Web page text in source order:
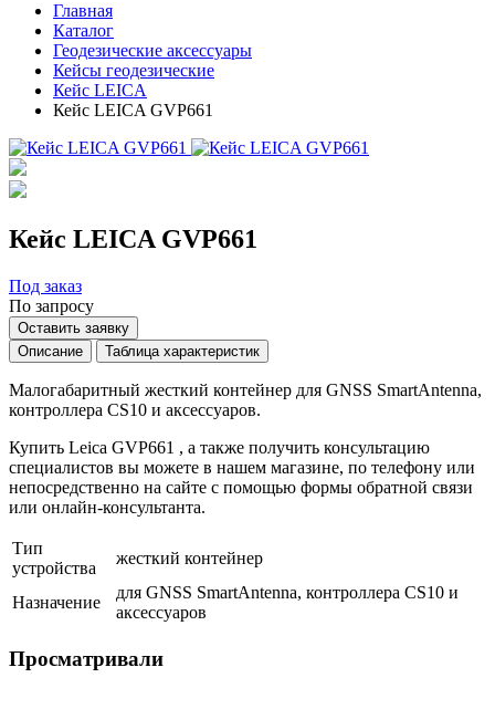
Главная
Каталог
Геодезические аксессуары
Кейсы геодезические
Кейс LEICA
Кейс LEICA GVP661
Кейс LEICA GVP661
Под заказ
По запросу
Оставить заявку
Описание
Таблица характеристик
Малогабаритный жесткий контейнер для GNSS SmartAntenna,
контроллера CS10 и аксессуаров.
Купить Leica GVP661 , а также получить консультацию
специалистов вы можете в нашем магазине, по телефону или
непосредственно на сайте с помощью формы обратной связи
или онлайн-консультанта.
Тип
устройства
жесткий контейнер
Назначение
для GNSS SmartAntenna, контроллера CS10 и
аксессуаров
Просматривали